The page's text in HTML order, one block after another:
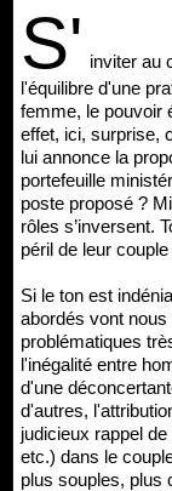
S' inviter au
l'équilibre d'une
femme, le pouvoir
effet, ici, surprise,
lui annonce la
portefeuille
poste proposé ?
rôles s’inversent.
péril de leur
Si le ton est
abordés vont nous
problématiques
l'inégalité entre
d'une
d'autres,
judicieux rappel
etc.) dans le
plus souples, plus